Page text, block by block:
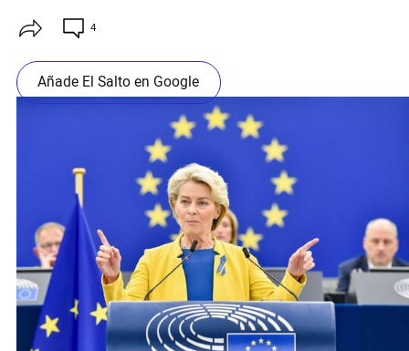
4
Añade El Salto en Google